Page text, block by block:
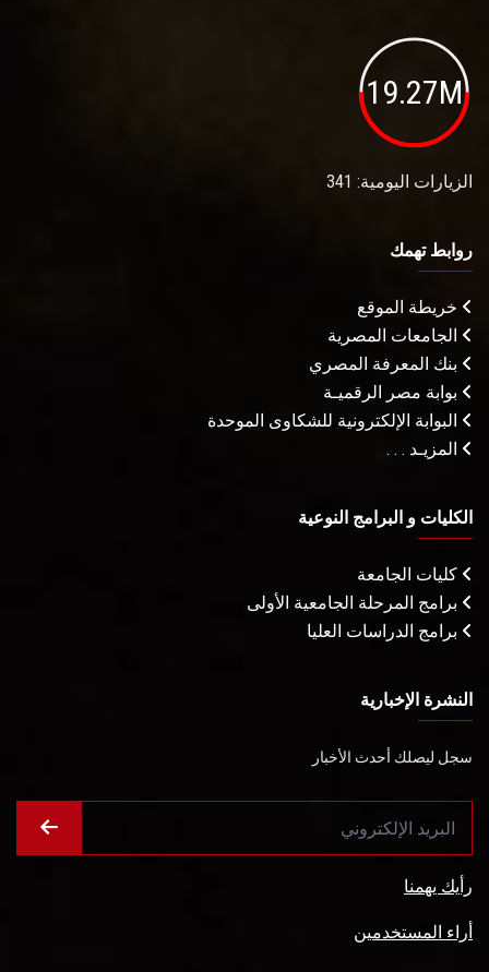
19.27M
الزيارات اليومية: 341
روابط تهمك
خريطة الموقع
الجامعات المصرية
بنك المعرفة المصري
بوابة مصر الرقميـة
البوابة الإلكترونية للشكاوى الموحدة
المزيـد . . .
الكليات و البرامج النوعية
كليات الجامعة
برامج المرحلة الجامعية الأولى
برامج الدراسات العليا
النشرة الإخبارية
سجل ليصلك أحدث الأخبار
رأيك يهمنا
أراء المستخدمين